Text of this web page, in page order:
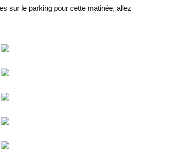
sur le parking pour cette matinée, allez